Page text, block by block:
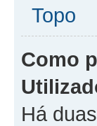
Topo
Como
Há